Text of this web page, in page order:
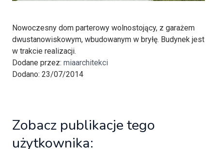
Nowoczesny dom parterowy wolnostojący, z garażem
dwustanowiskowym, wbudowanym w bryłę. Budynek jest
w trakcie realizacji.
Dodane przez: miaarchitekci
Dodano: 23/07/2014
Zobacz publikacje tego
użytkownika: